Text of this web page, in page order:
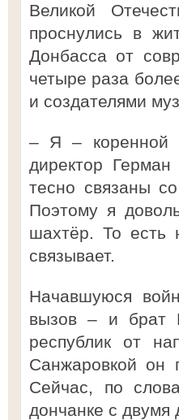
Великой
проснулись в
Донбасса от
четыре раза
и создателями
– Я – коренной
директор
тесно связаны
Поэтому я
шахтёр. То есть
связывает.
Начавшуюся
вызов – и брат
республик от
Санжаровкой он
Сейчас, по
дончанке с двумя